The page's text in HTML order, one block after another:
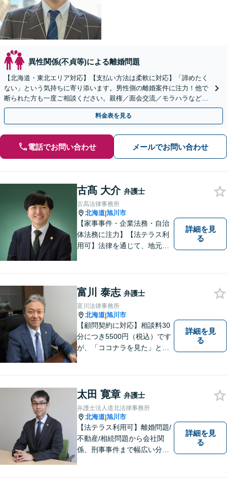
異性関係(不貞等)による離婚問題
【北海道・東北エリア対応】【支払い方法は柔軟に対応】「諦めたく
ない」という気持ちに寄り添います。男性側の離婚案件に注力！他で
断られた方も一度ご相談ください。親権／面会交流／モラハラなど
【初回相談60分無料】【オンライン相談可能】
料金表を見る
電話でお問い合わせ メールでお問い合わせ
古髙 大介 弁護士
古高法律事務所
北海道|旭川市
【家事事件・企業法務・自治
体法務に注力】【法テラス利
用可】法律を通じて、地元の
る「信頼できる弁護士」を目
指しています。【夜間や休日
相談も対応可能】【旭川市の
総合法律事務所】
詳細を見
る
富川 泰志 弁護士
富川法律事務所
北海道|旭川市
【顧問契約に対応】相談料30
分につき5500円（税込）です
が、「ココナラを見た」とお
詳細を見
る
太田 寛章 弁護士
弁護士法人道北法律事務所
北海道|旭川市
【法テラス利用可】離婚問題/
不動産/相続問題から会社関
係、刑事事件まで幅広い分野
詳細を見
る